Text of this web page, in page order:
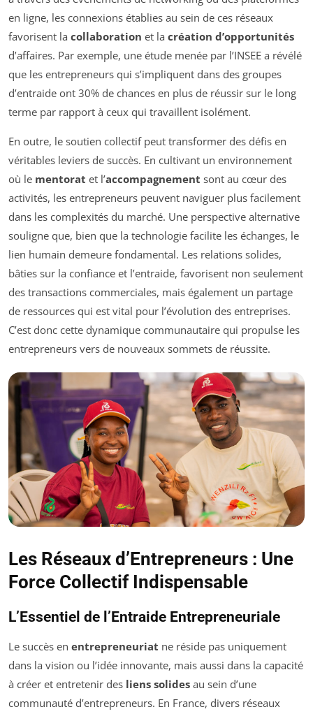
en ligne, les connexions établies au sein de ces réseaux
favorisent la collaboration et la création d’opportunités
d’affaires. Par exemple, une étude menée par l’INSEE a révélé
que les entrepreneurs qui s’impliquent dans des groupes
d’entraide ont 30% de chances en plus de réussir sur le long
terme par rapport à ceux qui travaillent isolément.
En outre, le soutien collectif peut transformer des défis en
véritables leviers de succès. En cultivant un environnement
où le mentorat et l’accompagnement sont au cœur des
activités, les entrepreneurs peuvent naviguer plus facilement
dans les complexités du marché. Une perspective alternative
souligne que, bien que la technologie facilite les échanges, le
lien humain demeure fondamental. Les relations solides,
bâties sur la confiance et l’entraide, favorisent non seulement
des transactions commerciales, mais également un partage
de ressources qui est vital pour l’évolution des entreprises.
C’est donc cette dynamique communautaire qui propulse les
entrepreneurs vers de nouveaux sommets de réussite.
Les Réseaux d’Entrepreneurs : Une
Force Collectif Indispensable
L’Essentiel de l’Entraide Entrepreneuriale
Le succès en entrepreneuriat ne réside pas uniquement
dans la vision ou l’idée innovante, mais aussi dans la capacité
à créer et entretenir des liens solides au sein d’une
communauté d’entrepreneurs. En France, divers réseaux